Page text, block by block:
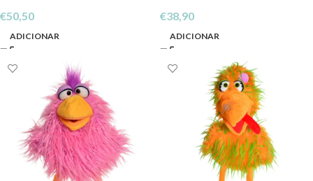
€50,50
ADICIONAR
€38,90
ADICIONAR